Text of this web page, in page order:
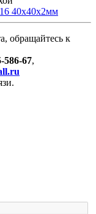
обращайтесь к
586-67,